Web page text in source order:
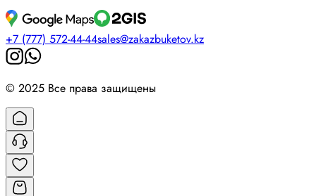
+7 (777) 572-44-44sales@zakazbuketov.kz
© 2025 Все права защищены